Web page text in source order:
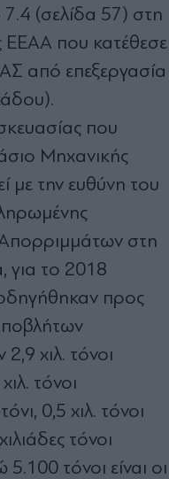
(σελίδα 57) στη
ΕΕΑΑ που κατέθεσε
από επεξεργασία
που
Μηχανικής
µε την ευθύνη του
στη
για το 2018
προς
χιλ. τόνοι
τόνοι
0,5 χιλ. τόνοι
τόνοι
τόνοι είναι οι